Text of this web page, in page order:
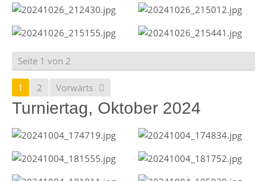
Seite 1 von 2
1 2 Vorwärts
Turniertag, Oktober 2024